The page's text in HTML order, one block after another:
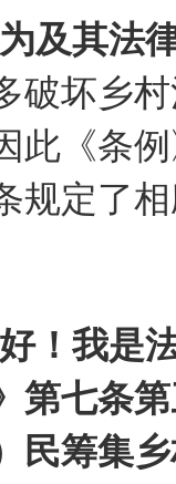
及其法
破坏乡
此《条
规定了
！我是
第七条
民筹集